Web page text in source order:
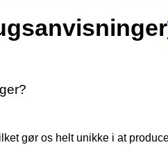
gør os helt unikke i at